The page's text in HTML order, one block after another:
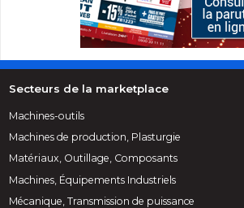
Secteurs de la marketplace
Machines-outils
Machines de production, Plasturgie
Matériaux, Outillage, Composants
Machines, Équipements Industriels
Mécanique, Transmission de puissance